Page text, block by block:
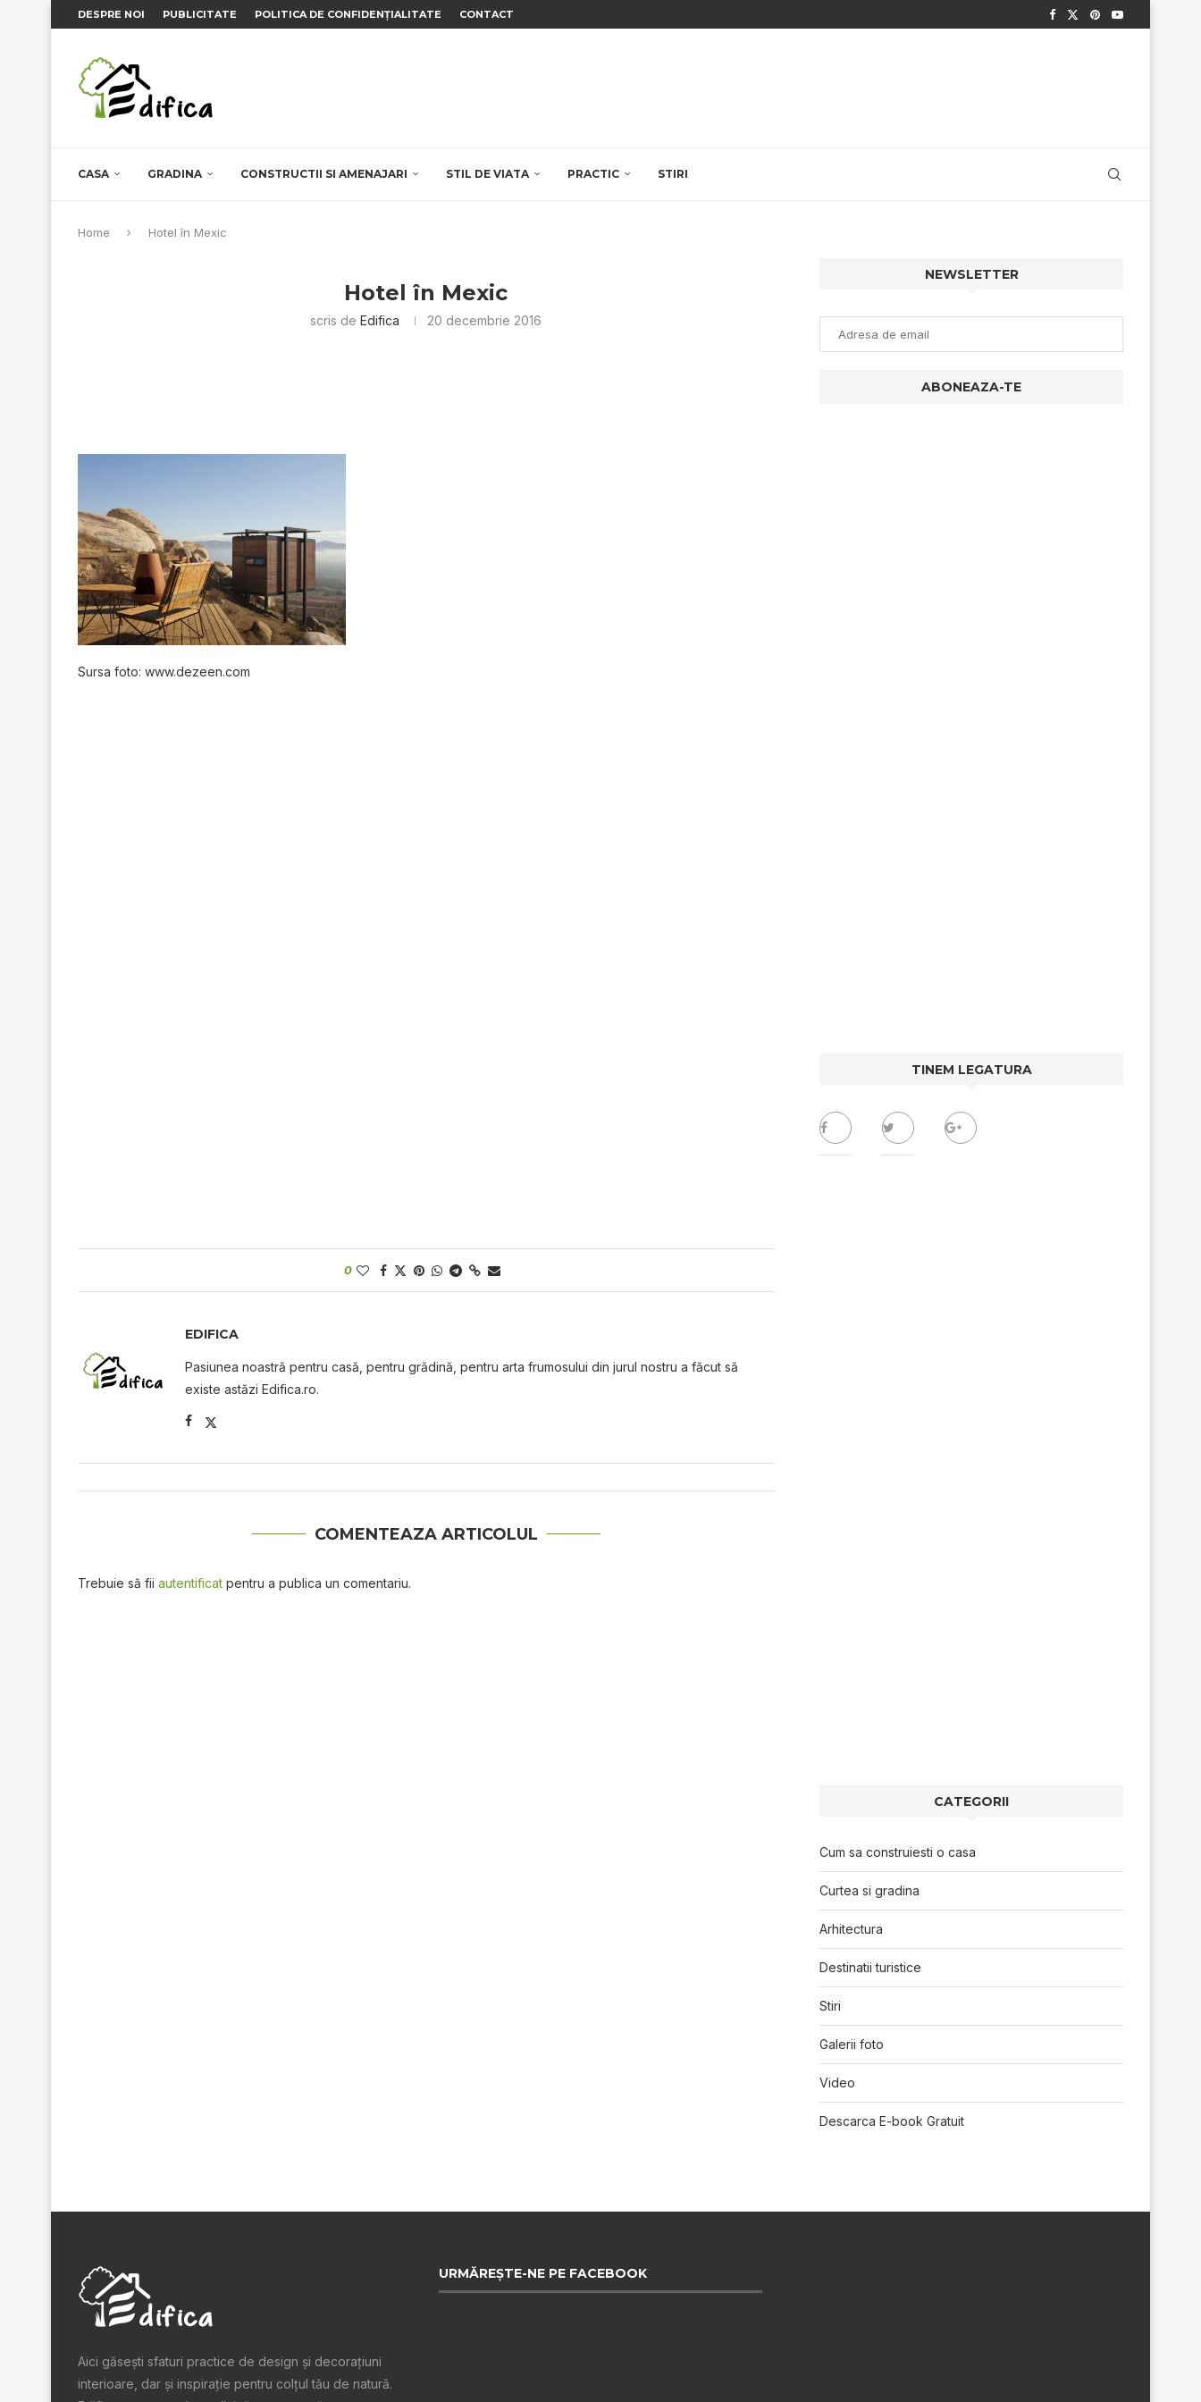
DESPRE NOI PUBLICITATE POLITICA DE CONFIDENȚIALITATE CONTACT
CASA GRADINA CONSTRUCTII SI AMENAJARI STIL DE VIATA PRACTIC STIRI
Home Hotel în Mexic
Hotel în Mexic
scris deEdifica 20 decembrie 2016
Sursa foto: www.dezeen.com
0
EDIFICA
Pasiunea noastră pentru casă, pentru grădină, pentru arta frumosului din jurul nostru a făcut să
existe astăzi Edifica.ro.
COMENTEAZA ARTICOLUL
Trebuie să fii autentificat pentru a publica un comentariu.
NEWSLETTER
TINEM LEGATURA
CATEGORII
Cum sa construiesti o casa
Curtea si gradina
Arhitectura
Destinatii turistice
Stiri
Galerii foto
Video
Descarca E-book Gratuit
Aici găsești sfaturi practice de design şi decoraţiuni
interioare, dar și inspiraţie pentru colţul tău de natură.
URMĂREȘTE-NE PE FACEBOOK